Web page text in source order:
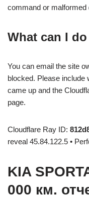
command or malformed
What can I
You can email the site
blocked. Please include
came up and the
page.
Cloudflare Ray ID:
reveal 45.84.122.5 •
KIA
000 км.